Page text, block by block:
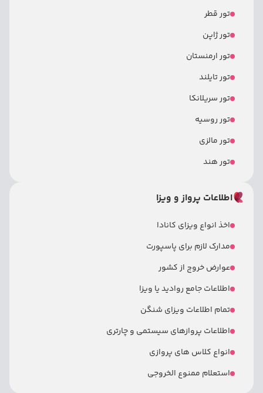
تور قطر
تور ژاپن
تور ارمنستان
تور تایلند
تور سریلانکا
تور روسیه
تور مالزی
تور هند
اطلاعات پرواز و ویزا
اخذ انواع ویزای کانادا
مدارک لازم برای پاسپورت
عوارض خروج از کشور
اطلاعات جامع روادید یا ویزا
تمام اطلاعات ویزای شنگن
اطلاعات پروازهای سیستمی و چارتری
انواع کلاس های پروازی
استعلام ممنوع الخروجی